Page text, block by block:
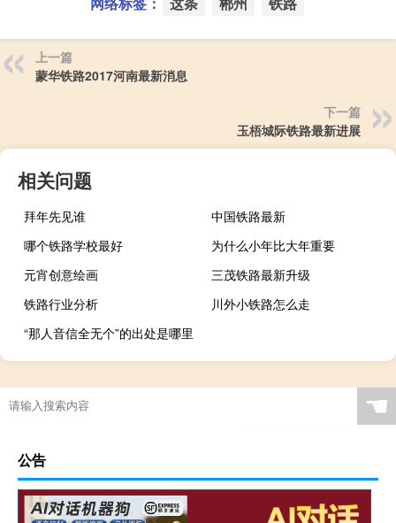
上一篇
蒙华铁路2017河南最新消息
下一篇
玉梧城际铁路最新进展
相关问题
拜年先见谁
中国铁路最新
哪个铁路学校最好
为什么小年比大年重要
元宵创意绘画
三茂铁路最新升级
铁路行业分析
川外小铁路怎么走
“那人音信全无个”的出处是哪里
☚
公告